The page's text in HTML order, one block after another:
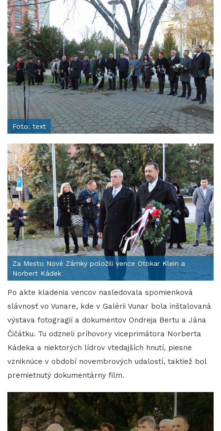
Foto: text
Za Mesto Nové Zámky položili vence Otokar Klein a
Norbert Kádek
Po akte kladenia vencov nasledovala spomienková
slávnosť vo Vunare, kde v Galérii Vunar bola inštalovaná
výstava fotogragií a dokumentov Ondreja Bertu a Jána
Čičátku. Tu odzneli príhovory viceprimátora Norberta
Kádeka a niektorých lídrov vtedajších hnutí, piesne
vzniknúce v období novembrových udalostí, taktiež bol
premietnutý dokumentárny film.